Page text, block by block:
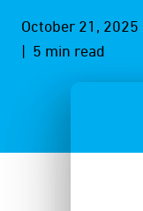
October 21, 2025
| 5 min read